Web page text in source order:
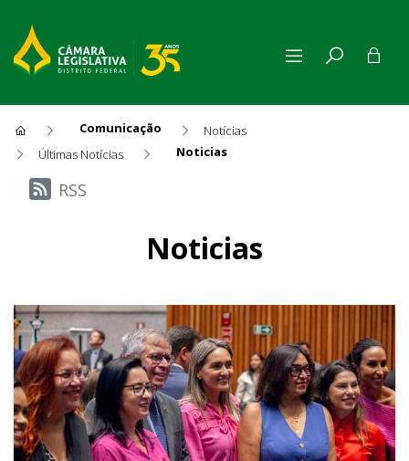
Comunicação
Notícias
Últimas Notícias
Noticias
Últimas Notícias
RSS
Noticias